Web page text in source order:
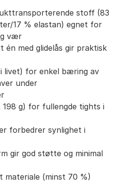
stoff (83
17 % elastan) egnet for
vær
én med glidelås gir praktisk
livet) for enkel bæring av
under
g) for fullengde tights i
forbedrer synlighet i
gir god støtte og minimal
materiale (minst 70 %)